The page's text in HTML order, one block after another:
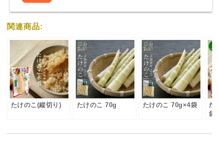
関連商品:
たけのこ(縦切り) たけのこ 70g たけのこ 70g×4袋
た
袋